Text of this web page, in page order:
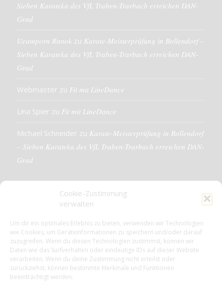
Cookie-Zustimmung
verwalten
Um dir ein optimales Erlebnis zu bieten, verwenden wir Technologien
wie Cookies, um Geräteinformationen zu speichern und/oder darauf
zuzugreifen. Wenn du diesen Technologien zustimmst, können wir
Daten wie das Surfverhalten oder eindeutige IDs auf dieser Website
verarbeiten. Wenn du deine Zustimmung nicht erteilst oder
zurückziehst, können bestimmte Merkmale und Funktionen
beeinträchtigt werden.
Sieben Karateka des VfL Traben-Trarbach erreichen DAN-
Grad
Ueamporn Ranok zu Karate-Meisterprüfung in Bollendorf –
Sieben Karateka des VfL Traben-Trarbach erreichen DAN-
Grad
Webmaster zu Fit mit LineDance
Lina Spier zu Fit mit LineDance
Michael Schneider zu Karate-Meisterprüfung in Bollendorf
– Sieben Karateka des VfL Traben-Trarbach erreichen DAN-
Grad
KONTAKTDETAILS
VfL 1861 e.V. Traben-Trarbach
Neue Rathausstr. 18
56841 Traben-Trarbach
E-Mail: info@vfl-traben-trarbach.de